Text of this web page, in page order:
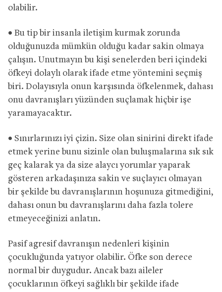
olabilir.
• Bu tip bir insanla iletişim kurmak zorunda
olduğunuzda mümkün olduğu kadar sakin olmaya
çalışın. Unutmayın bu kişi senelerden beri içindeki
öfkeyi dolaylı olarak ifade etme yöntemini seçmiş
biri. Dolayısıyla onun karşısında öfkelenmek, dahası
onu davranışları yüzünden suçlamak hiçbir işe
yaramayacaktır.
• Sınırlarınızı iyi çizin. Size olan sinirini direkt ifade
etmek yerine bunu sizinle olan buluşmalarına sık sık
geç kalarak ya da size alaycı yorumlar yaparak
gösteren arkadaşınıza sakin ve suçlayıcı olmayan
bir şekilde bu davranışlarının hoşunuza gitmediğini,
dahası onun bu davranışlarını daha fazla tolere
etmeyeceğinizi anlatın.
Pasif agresif davranışın nedenleri kişinin
çocukluğunda yatıyor olabilir. Öfke son derece
normal bir duygudur. Ancak bazı aileler
çocuklarının öfkeyi sağlıklı bir şekilde ifade